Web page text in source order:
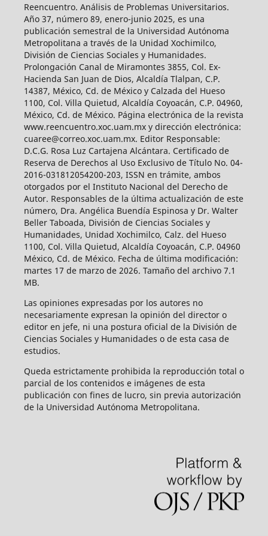
Reencuentro. Análisis de Problemas Universitarios.
Año 37, número 89, enero-junio 2025, es una
publicación semestral de la Universidad Autónoma
Metropolitana a través de la Unidad Xochimilco,
División de Ciencias Sociales y Humanidades.
Prolongación Canal de Miramontes 3855, Col. Ex-
Hacienda San Juan de Dios, Alcaldía Tlalpan, C.P.
14387, México, Cd. de México y Calzada del Hueso
1100, Col. Villa Quietud, Alcaldía Coyoacán, C.P. 04960,
México, Cd. de México. Página electrónica de la revista
www.reencuentro.xoc.uam.mx y dirección electrónica:
cuaree@correo.xoc.uam.mx. Editor Responsable:
D.C.G. Rosa Luz Cartajena Alcántara. Certificado de
Reserva de Derechos al Uso Exclusivo de Título No. 04-
2016-031812054200-203, ISSN en trámite, ambos
otorgados por el Instituto Nacional del Derecho de
Autor. Responsables de la última actualización de este
número, Dra. Angélica Buendía Espinosa y Dr. Walter
Beller Taboada, División de Ciencias Sociales y
Humanidades, Unidad Xochimilco, Calz. del Hueso
1100, Col. Villa Quietud, Alcaldía Coyoacán, C.P. 04960
México, Cd. de México. Fecha de última modificación:
martes 17 de marzo de 2026. Tamaño del archivo 7.1
MB.
Las opiniones expresadas por los autores no
necesariamente expresan la opinión del director o
editor en jefe, ni una postura oficial de la División de
Ciencias Sociales y Humanidades o de esta casa de
estudios.
Queda estrictamente prohibida la reproducción total o
parcial de los contenidos e imágenes de esta
publicación con fines de lucro, sin previa autorización
de la Universidad Autónoma Metropolitana.